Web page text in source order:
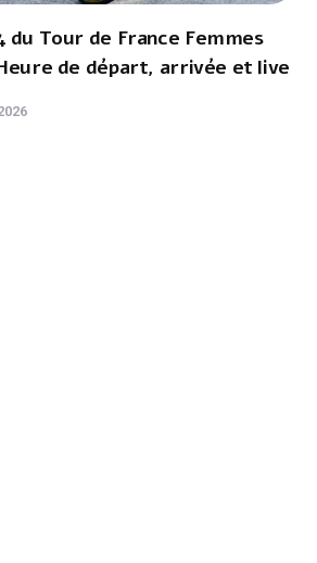
du Tour de France Femmes
de départ, arrivée et live